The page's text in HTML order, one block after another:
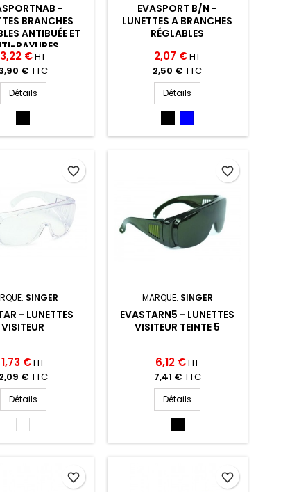
-
BRANCHES
ANTIBUÉE ET
RAYURES
3,22 €HT
€ TTC
Détails
(IN/NO)
EVASPORT B/N -
LUNETTES A BRANCHES
RÉGLABLES
2,07 €HT
2,50 € TTC
Détails
(IN/NO)
BLEU
(IN/
SINGER
- LUNETTES
VISITEUR
1,73 €HT
2,09 € TTC
Détails
(INCOLOR)
favorite_border
MARQUE: SINGER
EVASTARN5 - LUNETTES
VISITEUR TEINTE 5
6,12 €HT
7,41 € TTC
Détails
5
(TEINTE
favorite_border
favorite_border favorite_border